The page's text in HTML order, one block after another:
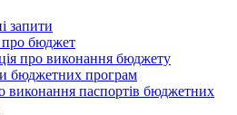
запити
бюджет
про виконання бюджету
бюджетних програм
виконання паспортів бюджетних